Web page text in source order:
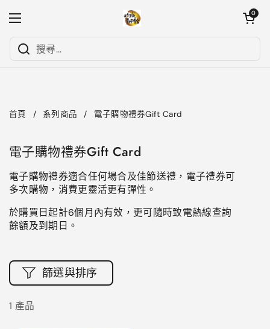
開啟選單
開啟購物
0
首頁 / 系列商品 / 電子購物禮券Gift Card
電子購物禮券Gift Card
電子購物禮券適合任何場合及佳節送禮， 電子禮券可
多次購物，消費更靈活更有彈性。
於購買日起計6個月內有效 ， 更可隨時致電熱線查詢
餘額及到期日。
1 產品
篩選與排序